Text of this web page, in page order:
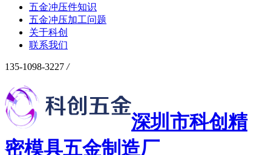
五金冲压件知识
五金冲压加工问题
关于科创
联系我们
135-1098-3227 /
深圳市科创精
密模具五金制造厂